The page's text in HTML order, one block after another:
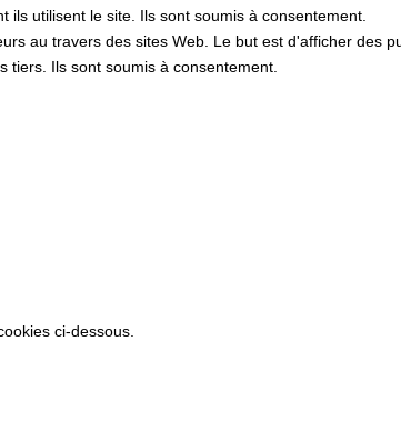
utilisent le site. Ils sont soumis à consentement.
au travers des sites Web. Le but est d'afficher des
tiers. Ils sont soumis à consentement.
ci-dessous.